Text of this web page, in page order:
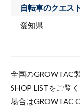
自転車のクエスト
愛知県
全国のGROWTAC
SHOP LISTをご覧
場合はGROWTAC